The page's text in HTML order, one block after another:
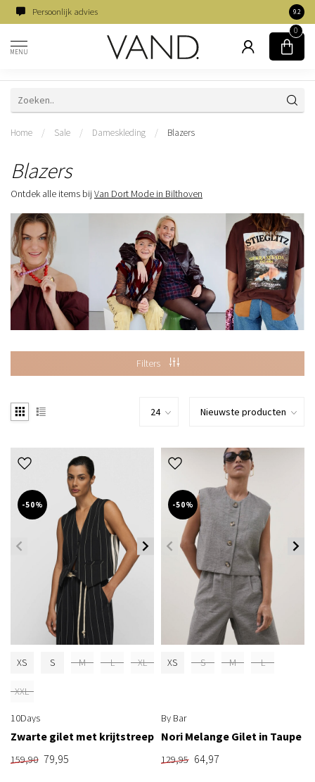
Persoonlijk advies 9.2
MENU
0
Home / Sale / Dameskleding / Blazers
Blazers
Ontdek alle items bij Van Dort Mode in Bilthoven
Filters
-50%
XS S M L XL
XXL
10Days
Zwarte gilet met krijtstreep
159,90 79,95
-50%
XS S M L
By Bar
Nori Melange Gilet in Taupe
129,95 64,97